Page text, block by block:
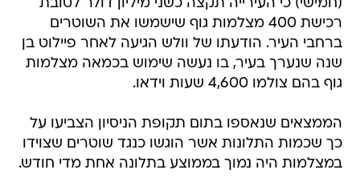
(חמישי) כי העירייה תקצה כשני מיליון דולר לטובת
רכישת 400 מצלמות גוף שישמשו את השוטרים
ברחבי העיר. הודעתו של וולש הגיעה לאחר פיילוט בן
שנה שנערך בעיר, בו נעשה שימוש בכמאה מצלמות
גוף בהם צולמו 4,600 שעות וידאו.
הממצאים שנאספו בתום תקופת הניסיון הצביעו על
כך שכמות התלונות אשר הוגשו כנגד שוטרים שצוידו
במצלמות היה נמוך בממוצע בתלונה אחת מדי חודש.